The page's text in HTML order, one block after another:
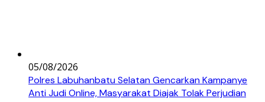
05/08/2026
Polres Labuhanbatu Selatan Gencarkan Kampanye
Anti Judi Online, Masyarakat Diajak Tolak Perjudian